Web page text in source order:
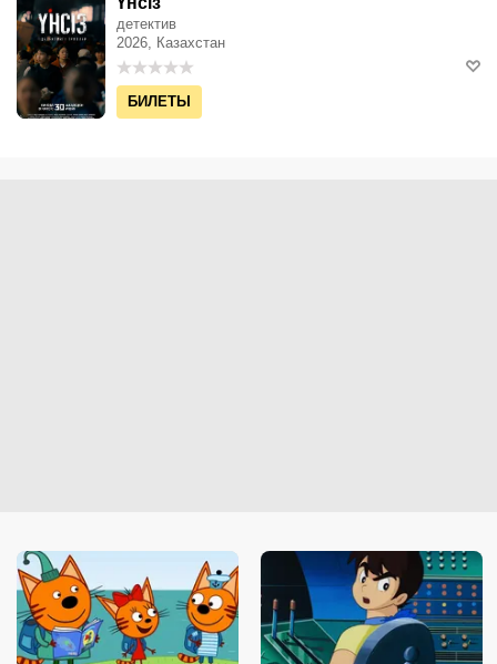
детектив
2026, Казахстан
БИЛЕТЫ